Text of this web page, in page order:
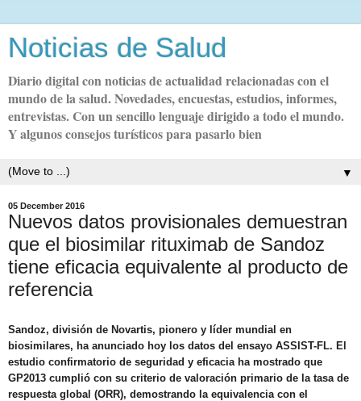
Noticias de Salud
Diario digital con noticias de actualidad relacionadas con el
mundo de la salud. Novedades, encuestas, estudios, informes,
entrevistas. Con un sencillo lenguaje dirigido a todo el mundo.
Y algunos consejos turísticos para pasarlo bien
▼
05 December 2016
Nuevos datos provisionales demuestran
que el biosimilar rituximab de Sandoz
tiene eficacia equivalente al producto de
referencia
Sandoz, división de Novartis, pionero y líder mundial en
biosimilares, ha anunciado hoy los datos del ensayo ASSIST-FL. El
estudio confirmatorio de seguridad y eficacia ha mostrado que
GP2013 cumplió con su criterio de valoración primario de la tasa de
respuesta global (ORR), demostrando la equivalencia con el